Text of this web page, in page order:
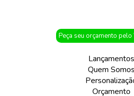
Peça seu orçamento
Lançamentos
Quem Somos
Orçamento